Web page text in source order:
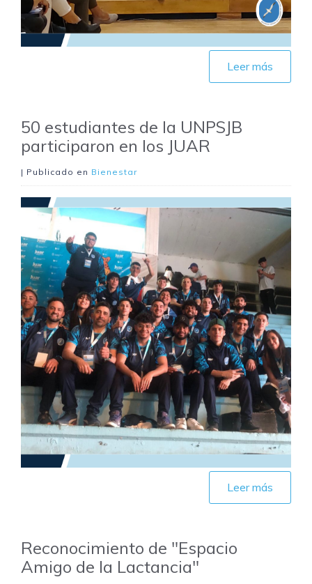
Leer más
50 estudiantes de la UNPSJB
participaron en los JUAR
| Publicado en Bienestar
Leer más
Reconocimiento de "Espacio
Amigo de la Lactancia"